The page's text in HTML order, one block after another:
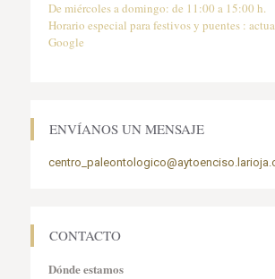
De miércoles a domingo: de 11:00 a 15:00 h.
Horario especial para festivos y puentes :
Google
ENVÍANOS UN MENSAJE
CONTACTO
Dónde estamos